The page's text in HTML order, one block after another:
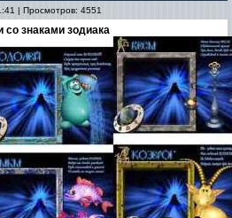
| Просмотров: 4551
со знаками зодиака